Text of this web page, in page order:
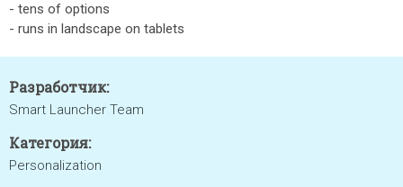
- tens of options
- runs in landscape on tablets
Разработчик:
Smart Launcher Team
Категория:
Personalization